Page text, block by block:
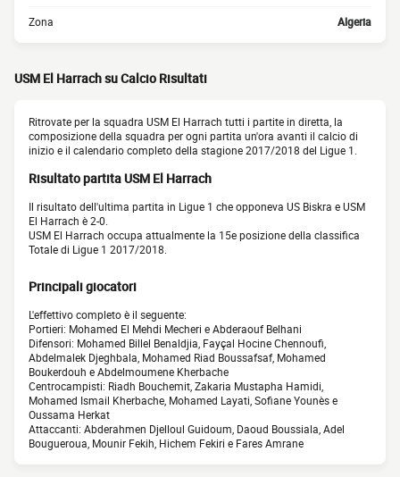
Zona Algeria
USM El Harrach su Calcio Risultati
Ritrovate per la squadra USM El Harrach tutti i partite in diretta, la
composizione della squadra per ogni partita un'ora avanti il calcio di
inizio e il calendario completo della stagione 2017/2018 del Ligue 1.
Risultato partita USM El Harrach
Il risultato dell'ultima partita in Ligue 1 che opponeva US Biskra e USM
El Harrach è 2-0.
USM El Harrach occupa attualmente la 15e posizione della classifica
Totale di Ligue 1 2017/2018.
Principali giocatori
L'effettivo completo è il seguente:
Portieri: Mohamed El Mehdi Mecheri e Abderaouf Belhani
Difensori: Mohamed Billel Benaldjia, Fayçal Hocine Chennoufi,
Abdelmalek Djeghbala, Mohamed Riad Boussafsaf, Mohamed
Boukerdouh e Abdelmoumene Kherbache
Centrocampisti: Riadh Bouchemit, Zakaria Mustapha Hamidi,
Mohamed Ismail Kherbache, Mohamed Layati, Sofiane Younès e
Oussama Herkat
Attaccanti: Abderahmen Djelloul Guidoum, Daoud Boussiala, Adel
Bougueroua, Mounir Fekih, Hichem Fekiri e Fares Amrane